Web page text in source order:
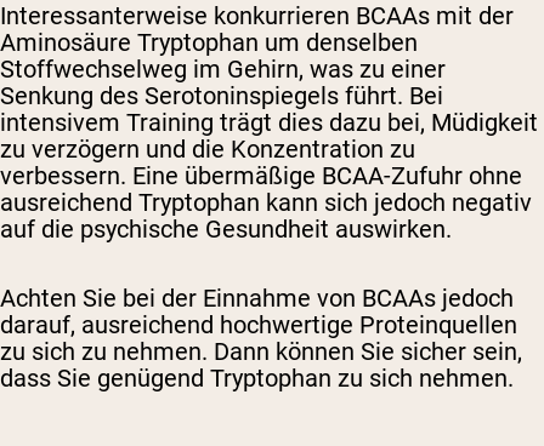
Interessanterweise konkurrieren BCAAs mit der
Aminosäure Tryptophan um denselben
Stoffwechselweg im Gehirn, was zu einer
Senkung des Serotoninspiegels führt. Bei
intensivem Training trägt dies dazu bei, Müdigkeit
zu verzögern und die Konzentration zu
verbessern. Eine übermäßige BCAA-Zufuhr ohne
ausreichend Tryptophan kann sich jedoch negativ
auf die psychische Gesundheit auswirken.
Achten Sie bei der Einnahme von BCAAs jedoch
darauf, ausreichend hochwertige Proteinquellen
zu sich zu nehmen. Dann können Sie sicher sein,
dass Sie genügend Tryptophan zu sich nehmen.